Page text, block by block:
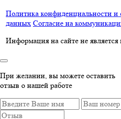
Политика конфиденциальности и
данных Согласие на
Информация на сайте не
При желании, вы можете оставить
отзыв о нашей работе